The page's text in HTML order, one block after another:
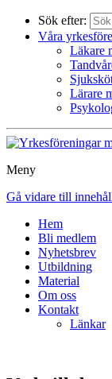
Sök efter:
Våra
Läkare
Lärare
Meny
Gå vidare till
Hem
Bli medlem
Nyhetsbrev
Utbildning
Material
Om oss
Kontakt
Länkar